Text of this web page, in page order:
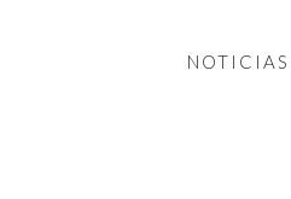
NOTICIAS